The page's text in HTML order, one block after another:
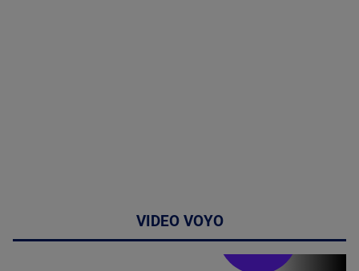
VIDEO VOYO